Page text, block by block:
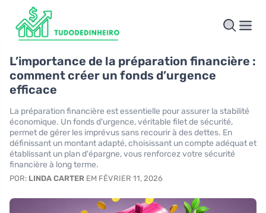
L’importance de la préparation financière :
comment créer un fonds d’urgence
efficace
La préparation financière est essentielle pour assurer la stabilité
économique. Un fonds d'urgence, véritable filet de sécurité,
permet de gérer les imprévus sans recourir à des dettes. En
définissant un montant adapté, choisissant un compte adéquat et
établissant un plan d'épargne, vous renforcez votre sécurité
financière à long terme.
POR: LINDA CARTER EM FÉVRIER 11, 2026